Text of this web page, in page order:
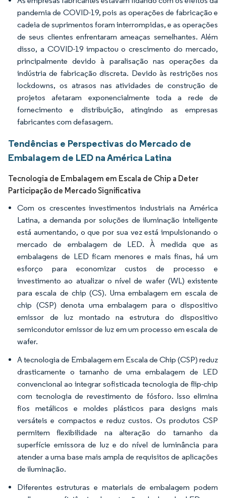
pandemia de COVID-19, pois as operações de fabricação e
cadeia de suprimentos foram interrompidas, e as operações
de seus clientes enfrentaram ameaças semelhantes. Além
disso, a COVID-19 impactou o crescimento do mercado,
principalmente devido à paralisação nas operações da
indústria de fabricação discreta. Devido às restrições nos
lockdowns, os atrasos nas atividades de construção de
projetos afetaram exponencialmente toda a rede de
fornecimento e distribuição, atingindo as empresas
fabricantes com defasagem.
Tendências e Perspectivas do Mercado de
Embalagem de LED na América Latina
Tecnologia de Embalagem em Escala de Chip a Deter
Participação de Mercado Significativa
Com os crescentes investimentos industriais na América
Latina, a demanda por soluções de iluminação inteligente
está aumentando, o que por sua vez está impulsionando o
mercado de embalagem de LED. À medida que as
embalagens de LED ficam menores e mais finas, há um
esforço para economizar custos de processo e
investimento ao atualizar o nível de wafer (WL) existente
para escala de chip (CS). Uma embalagem em escala de
chip (CSP) denota uma embalagem para o dispositivo
emissor de luz montado na estrutura do dispositivo
semicondutor emissor de luz em um processo em escala de
wafer.
A tecnologia de Embalagem em Escala de Chip (CSP) reduz
drasticamente o tamanho de uma embalagem de LED
convencional ao integrar sofisticada tecnologia de flip-chip
com tecnologia de revestimento de fósforo. Isso elimina
fios metálicos e moldes plásticos para designs mais
versáteis e compactos e reduz custos. Os produtos CSP
permitem flexibilidade na alteração do tamanho da
superfície emissora de luz e do nível de luminância para
atender a uma base mais ampla de requisitos de aplicações
de iluminação.
Diferentes estruturas e materiais de embalagem podem